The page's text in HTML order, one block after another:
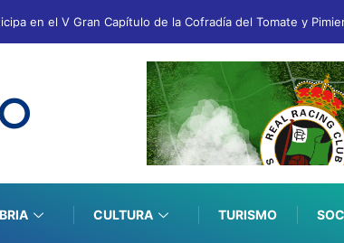
en el V Gran Capítulo de la Cofradía del Tomate y
CULTURA TURISMO